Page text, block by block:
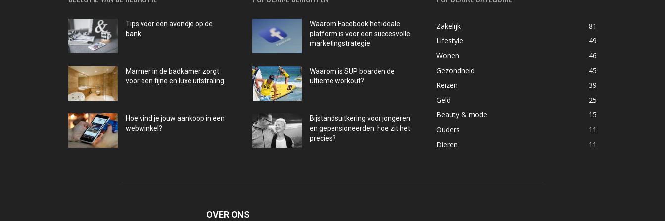
Tips voor een avondje op de
bank
Marmer in de badkamer zorgt
voor een fijne en luxe uitstraling
Hoe vind je jouw aankoop in een
webwinkel?
Waarom Facebook het ideale
platform is voor een succesvolle
marketingstrategie
Waarom is SUP boarden de
ultieme workout?
Bijstandsuitkering voor jongeren
en gepensioneerden: hoe zit het
precies?
Zakelijk
81
Lifestyle
49
Wonen
46
Gezondheid
45
Reizen
39
Geld
25
Beauty & mode
15
Ouders
11
Dieren
11
OVER ONS